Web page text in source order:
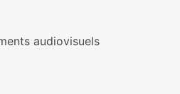
audiovisuels